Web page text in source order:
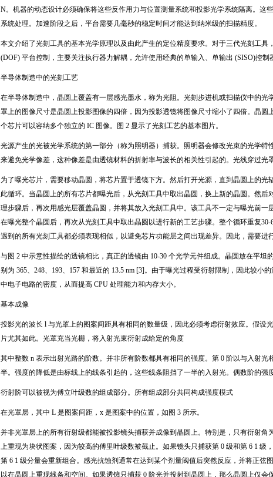
N。机器的动态设计必须确保将这些反作用力与位置测量系统和投影光学系统隔离。这
系统处理。加速阶段之后，平台需要几毫秒的稳定时间才能达到纳米级的扫描精度。
本文介绍了光刻工具的基本光学原理以及由此产生的定位精度要求。对于三代光刻工
(DOF) 平台控制，主要关注执行器力解耦，允许使用经典的单输入、单输出 (SISO)控制
半导体制造中的光刻工艺
在半导体制造中，晶圆上覆盖有一层感光墨水，称为光阻。光刻步进机或扫描仪中的
罩上的图像尺寸是晶圆上投影图像的四倍，因为投影透镜将图像尺寸缩小了四倍。晶圆
个芯片可以容纳多个独立的 IC 图像。图 2 显示了光刻工艺的基本图片。
光源产生的光被光学系统的第一部分（称为照明器）捕获。照明器会修改光束的光学
来避免光学像差，这种像差是由透镜材料的折射率与波长的相关性引起的。光线穿过光
为了曝光芯片，需要移动晶圆，将芯片置于透镜下方。然后打开光源，直到晶圆上的
此循环。当晶圆上的所有芯片都曝光后，从光刻工具中取出晶圆，换上新的晶圆。然
理步骤后，再次用感光层覆盖晶圆，并将其放入光刻工具中。该工具不一定与曝光前一
在曝光整个晶圆后，再次从光刻工具中取出晶圆以进行新的工艺步骤。整个循环重复30-
遇到的所有光刻工具都必须表现相似，以避免芯片功能层之间出现差异。因此，需要进
与图 2 中示意性描绘的透镜相比，真正的透镜由 10-30 个光学元件组成。晶圆放在平坦
别为 365、 248、 193、 157 和最近的 13.5 nm [3]。由于曝光过程受衍射限制，因此较小
中电子电路的密度，从而提高 CPU 处理能力和内存大小。
基本成像
投影光的波长 l 与光罩上的图案间距具有相同的数量级，因此必须考虑衍射效应。假设
片尤其如此。光罩充当光栅，将入射光束衍射成给定的角度
其中整数 n 表示出射光路的阶数。并非所有阶数都具有相同的强度。第 0 阶以与入射光
半。强度的降低是由标线上的线条引起的，这些线条阻挡了一半的入射光。偶数阶的强
衍射阶可以被视为傅立叶级数的组成部分。所有组成部分共同构成强度模式
在光罩层，其中 L 是图案间距， x 是图案中的位置，如图 3 所示。
并非光罩层上的所有衍射级都能被投影镜头捕获并成像到晶圆上。特别是，只有衍射角
上重现为块状图案，因为较高的傅里叶级数被截止。如果镜头只捕获第 0 级和第 6 1 级
第 6 1 级分量会重新组合。感光抗蚀剂通常在达到某个剂量阈值后突然反应，并将正弦
以在晶圆上重现线条和空间。如果透镜只捕获 0 阶光并投射到晶圆上，那么晶圆上仅会